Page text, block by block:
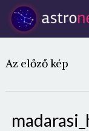
Az előző kép